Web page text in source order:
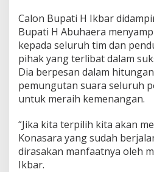
Calon Bupati H Ikbar
Bupati H Abuhaera
kepada seluruh tim dan
pihak yang terlibat dalam
Dia berpesan dalam
pemungutan suara seluruh
untuk meraih kemenangan.
“Jika kita terpilih kita akan
Konasara yang sudah
dirasakan manfaatnya oleh
Ikbar.